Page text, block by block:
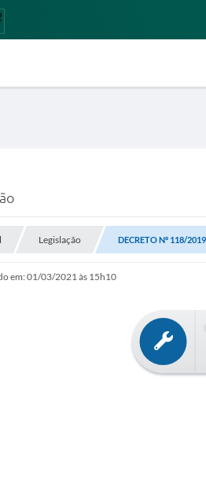
Legislação DECRETO Nº 118/
em: 01/03/2021 às 15h10